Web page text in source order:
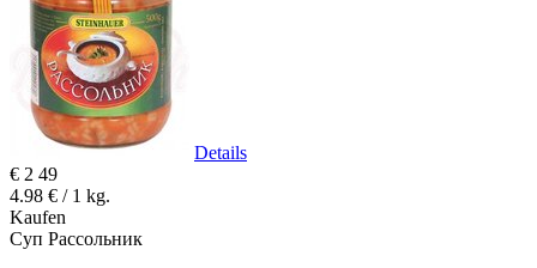
Details
€ 2 49
4.98 € / 1 kg.
Kaufen
Суп Pассольник